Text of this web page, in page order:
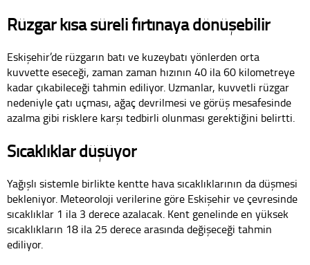
Rüzgar kısa süreli fırtınaya dönüşebilir
Eskişehir’de rüzgarın batı ve kuzeybatı yönlerden orta
kuvvette eseceği, zaman zaman hızının 40 ila 60 kilometreye
kadar çıkabileceği tahmin ediliyor. Uzmanlar, kuvvetli rüzgar
nedeniyle çatı uçması, ağaç devrilmesi ve görüş mesafesinde
azalma gibi risklere karşı tedbirli olunması gerektiğini belirtti.
Sıcaklıklar düşüyor
Yağışlı sistemle birlikte kentte hava sıcaklıklarının da düşmesi
bekleniyor. Meteoroloji verilerine göre Eskişehir ve çevresinde
sıcaklıklar 1 ila 3 derece azalacak. Kent genelinde en yüksek
sıcaklıkların 18 ila 25 derece arasında değişeceği tahmin
ediliyor.